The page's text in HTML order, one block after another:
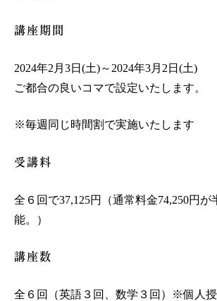
講座期間
2024年2月3日(土)～2024年3月2日(土)
ご都合の良いコマで設定いたします。
※毎週同じ時間割で実施いたします
受講料
全６回で37,125円（通常料金74,250円が
能。）
講座数
全６回（英語３回、数学３回）※個人